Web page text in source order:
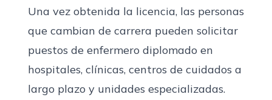
Una vez obtenida la licencia, las personas
que cambian de carrera pueden solicitar
puestos de enfermero diplomado en
hospitales, clínicas, centros de cuidados a
largo plazo y unidades especializadas.